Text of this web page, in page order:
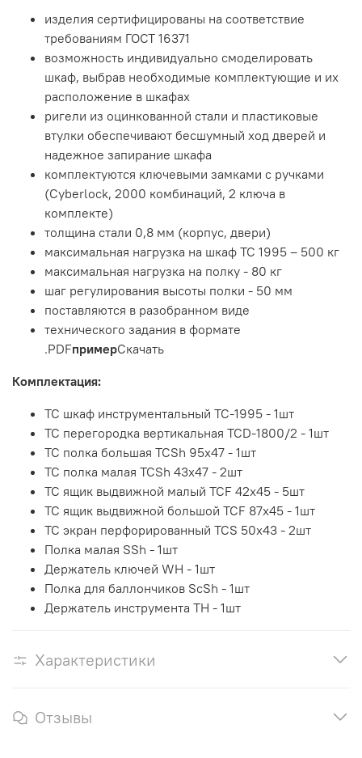
изделия сертифицированы на соответствие
требованиям ГОСТ 16371
возможность индивидуально смоделировать
шкаф, выбрав необходимые комплектующие и их
расположение в шкафах
ригели из оцинкованной стали и пластиковые
втулки обеспечивают бесшумный ход дверей и
надежное запирание шкафа
комплектуются ключевыми замками с ручками
(Cyberlock, 2000 комбинаций, 2 ключа в
комплекте)
толщина стали 0,8 мм (корпус, двери)
максимальная нагрузка на шкаф ТС 1995 – 500 кг
максимальная нагрузка на полку - 80 кг
шаг регулирования высоты полки - 50 мм
поставляются в разобранном виде
технического задания в формате
.PDFпримерСкачать
Комплектация:
TC шкаф инструментальный TC-1995 - 1шт
TC перегородка вертикальная TCD-1800/2 - 1шт
TC полка большая TCSh 95х47 - 1шт
TC полка малая TCSh 43х47 - 2шт
TC ящик выдвижной малый TCF 42x45 - 5шт
TC ящик выдвижной большой TCF 87x45 - 1шт
TC экран перфорированный TCS 50x43 - 2шт
Полка малая SSh - 1шт
Держатель ключей WH - 1шт
Полка для баллончиков ScSh - 1шт
Держатель инструмента TH - 1шт
Характеристики
Отзывы